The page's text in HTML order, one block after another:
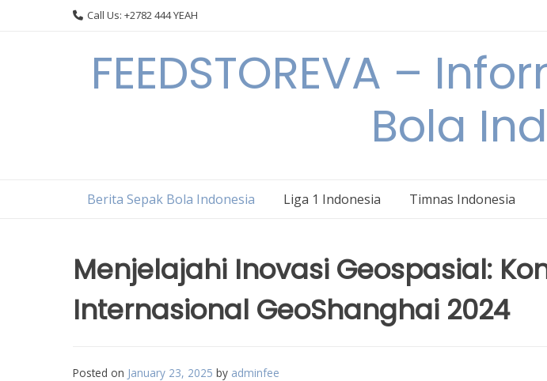
Call Us: +2782 444 YEAH
FEEDSTOREVA –
Bola
Berita Sepak Bola Indonesia Liga 1 Indonesia Timnas Indonesia
Menjelajahi Inovasi Geospasial:
Internasional GeoShanghai 2024
Posted on January 23, 2025 by adminfee